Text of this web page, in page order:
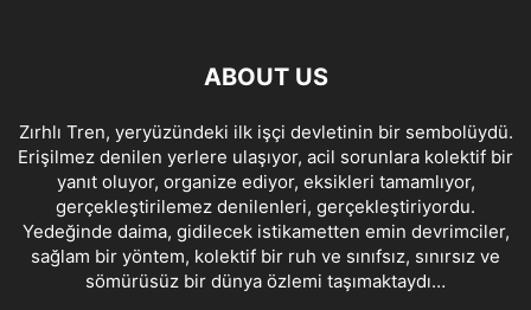
ABOUT US
Zırhlı Tren, yeryüzündeki ilk işçi devletinin bir sembolüydü.
Erişilmez denilen yerlere ulaşıyor, acil sorunlara kolektif bir
yanıt oluyor, organize ediyor, eksikleri tamamlıyor,
gerçekleştirilemez denilenleri, gerçekleştiriyordu.
Yedeğinde daima, gidilecek istikametten emin devrimciler,
sağlam bir yöntem, kolektif bir ruh ve sınıfsız, sınırsız ve
sömürüsüz bir dünya özlemi taşımaktaydı…